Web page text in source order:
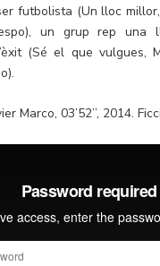
futbolista (Un lloc
un grup rep una
(Sé el que vulgues,
Marco, 03’52’’, 2014.